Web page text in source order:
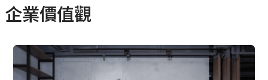
企業價值觀
公
司